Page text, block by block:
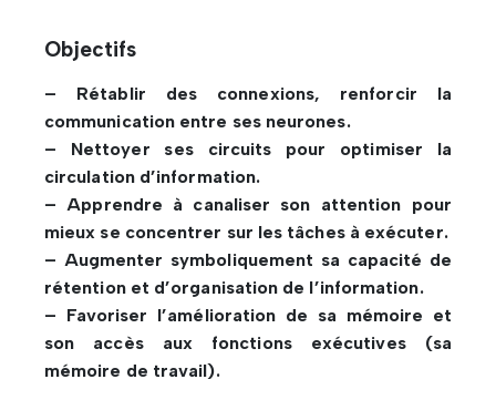
Objectifs
– Rétablir des connexions, renforcir la
communication entre ses neurones.
– Nettoyer ses circuits pour optimiser la
circulation d’information.
– Apprendre à canaliser son attention pour
mieux se concentrer sur les tâches à exécuter.
– Augmenter symboliquement sa capacité de
rétention et d’organisation de l’information.
– Favoriser l’amélioration de sa mémoire et
son accès aux fonctions exécutives (sa
mémoire de travail).